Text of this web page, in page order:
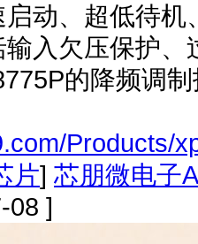
动、超低待
入欠压保护
的降频调
Products/
片] 芯朋微电子
08 ]